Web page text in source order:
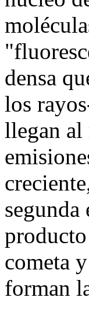
densa
los
llegan al
cometa
forman